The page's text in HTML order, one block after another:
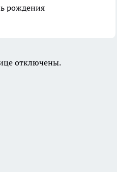
рождения
отключены.